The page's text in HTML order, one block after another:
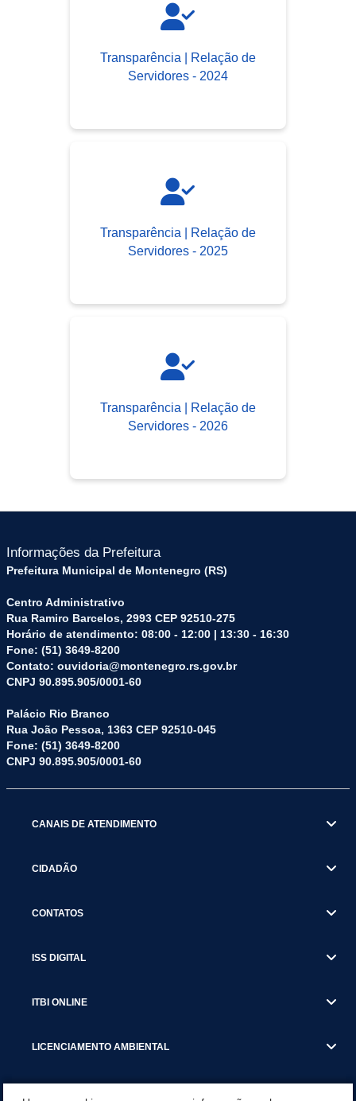
Transparência | Relação de
Servidores - 2024
Transparência | Relação de
Servidores - 2025
Transparência | Relação de
Servidores - 2026
Informações da Prefeitura
Prefeitura Municipal de Montenegro (RS)
Centro Administrativo
Rua Ramiro Barcelos, 2993 CEP 92510-275
Horário de atendimento: 08:00 - 12:00 | 13:30 - 16:30
Fone: (51) 3649-8200
Contato: ouvidoria@montenegro.rs.gov.br
CNPJ 90.895.905/0001-60
Palácio Rio Branco
Rua João Pessoa, 1363 CEP 92510-045
Fone: (51) 3649-8200
CNPJ 90.895.905/0001-60
CANAIS DE ATENDIMENTO
CIDADÃO
CONTATOS
ISS DIGITAL
ITBI ONLINE
LICENCIAMENTO AMBIENTAL